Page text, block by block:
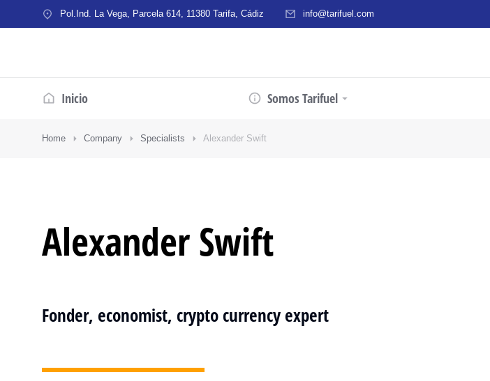
Pol.Ind. La Vega, Parcela 614, 11380 Tarifa, Cádiz info@tarifuel.com
Inicio Somos Tarifuel
Home Company Specialists Alexander Swift
Alexander Swift
Fonder, economist, crypto currency expert